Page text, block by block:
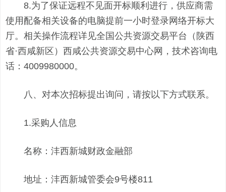
8.为了保证远程不见面开标顺利进行，供应商需
使用配备相关设备的电脑提前一小时登录网络开标大
厅。相关操作流程详见全国公共资源交易平台（陕西
省·西咸新区）西咸公共资源交易中心网，技术咨询电
话：4009980000。
八、对本次招标提出询问，请按以下方式联系。
1.采购人信息
名称：沣西新城财政金融部
地址：沣西新城管委会9号楼811